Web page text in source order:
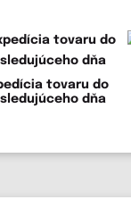
tovaru do
dňa